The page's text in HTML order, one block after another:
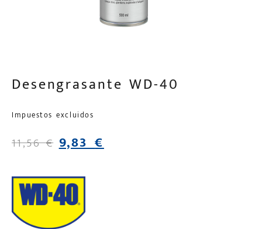
Desengrasante WD-40
Impuestos excluidos
11,56€ 9,83€